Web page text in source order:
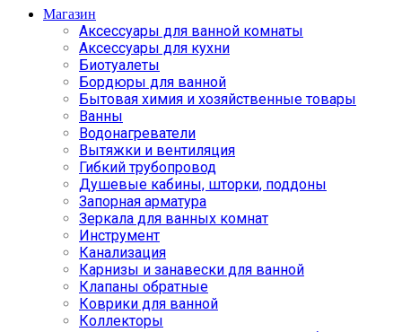
Магазин
Аксессуары для ванной комнаты
Аксессуары для кухни
Биотуалеты
Бордюры для ванной
Бытовая химия и хозяйственные товары
Ванны
Водонагреватели
Вытяжки и вентиляция
Гибкий трубопровод
Душевые кабины, шторки, поддоны
Запорная арматура
Зеркала для ванных комнат
Инструмент
Канализация
Карнизы и занавески для ванной
Клапаны обратные
Коврики для ванной
Коллекторы